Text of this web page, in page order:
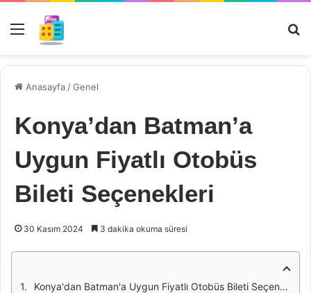
Menü
Anasayfa /Genel
Konya’dan Batman’a
Uygun Fiyatlı Otobüs
Bileti Seçenekleri
30 Kasım 2024 3 dakika okuma süresi
Konya'dan Batman'a Uygun Fiyatlı Otobüs Bileti Seçenekleri